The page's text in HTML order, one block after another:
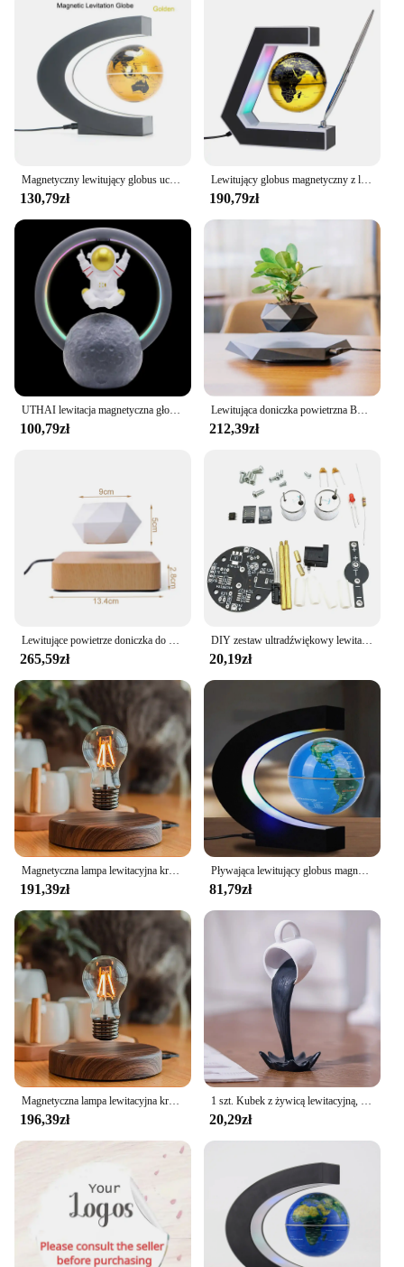
Magnetyczny lewitujący globus uczeń szkolny sprzęt dydaktyczny z ledowa mapa świata Globe prezenty dla dzieci pulpit kultura edukacja rzemiosło
130,79zł
Lewitujący globus magnetyczny z lampką LED i długopisem pływający świat dla biurko do pracy w domu gadżet dekoracyjny prezent dla mężczyzn ojciec przyjaciel szef
190,79zł
UTHAI lewitacja magnetyczna głośnik Bluetooth astronauta kreatywny dom Mini Radio zewnętrzny bezprzewodowy Subwoofer przenośny dźwięk
100,79zł
Lewitująca doniczka powietrzna Bonsai Obrotowa doniczka Doniczki Zawieszenie magnetyczne Pływająca doniczka Roślina doniczkowa Dom bez roślin
212,39zł
Lewitujące powietrze doniczka do Bonsai rotacyjne donice zawieszenie magnetyczne doniczki pływające roślina doniczkowa domu bez roślin
265,59zł
DIY zestaw ultradźwiękowy lewitator zawieszenie na fali stojącej kontroler DIY zestaw do nauki naukowym eksperymentem lutowania
20,19zł
Magnetyczna lampa lewitacyjna kreatywność pływająca żarówka szkło LED dekoracja biurko do pracy w domu prezent urodzinowy stół nowość lampka nocna
191,39zł
Pływająca lewitujący globus magnetyczna ledowa mapa świata elektroniczna lampa antygrawitacyjna nowość lampa kula dekoracji domu prezenty urodzinowe
81,79zł
Magnetyczna lampa lewitacyjna kreatywność pływająca żarówka szkło LED dekoracja biurko do pracy w domu prezent urodzinowy stół nowość lampka nocna
196,39zł
1 szt. Kubek z żywicą lewitacyjną, płynący kubek do kawy, domowy kubek do ozdoby z żywicy, ozdoby do wywrotu
20,29zł